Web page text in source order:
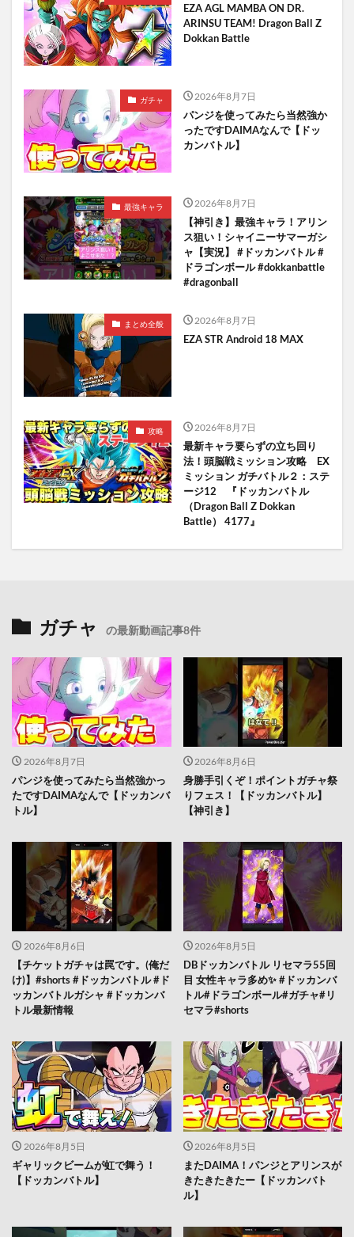
EZA AGL MAMBA ON DR.
ARINSU TEAM! Dragon Ball Z
Dokkan Battle
ガチャ 2026年8月7日
パンジを使ってみたら当然強か
ったですDAIMAなんで【ドッ
カンバトル】
最強キャラ 2026年8月7日
【神引き】最強キャラ！アリン
ス狙い！シャイニーサマーガシ
ャ【実況】 #ドッカンバトル #
ドラゴンボール #dokkanbattle
#dragonball
まとめ全般 2026年8月7日
EZA STR Android 18 MAX
攻略 2026年8月7日
最新キャラ要らずの立ち回り
法！頭脳戦ミッション攻略 EX
ミッション ガチバトル２：ステ
ージ12 『ドッカンバトル
（Dragon Ball Z Dokkan
Battle） 4177』
ガチャ の最新動画記事8件
2026年8月7日
パンジを使ってみたら当然強かっ
たですDAIMAなんで【ドッカンバ
トル】
2026年8月6日
身勝手引くぞ！ポイントガチャ祭
りフェス！【ドッカンバトル】
【神引き】
2026年8月6日
【チケットガチャは罠です。(俺だ
け)】#shorts #ドッカンバトル #ド
ッカンバトルガシャ #ドッカンバ
トル最新情報
2026年8月5日
DBドッカンバトル リセマラ55回
目 女性キャラ多め✨️ #ドッカンバ
トル#ドラゴンボール#ガチャ#リ
セマラ#shorts
2026年8月5日
ギャリックビームが虹で舞う！
【ドッカンバトル】
2026年8月5日
またDAIMA！パンジとアリンスが
きたきたきたー【ドッカンバト
ル】